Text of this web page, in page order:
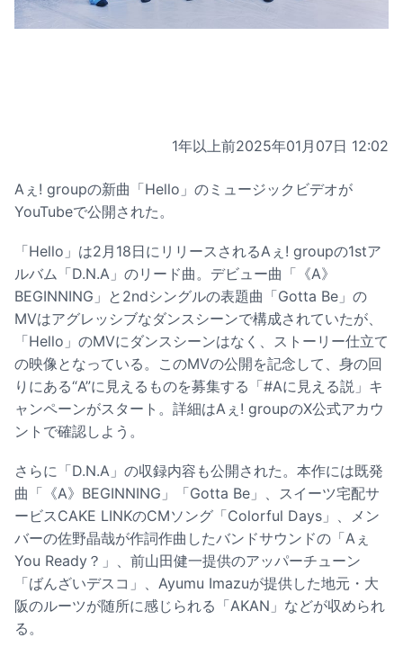
1年以上前2025年01月07日 12:02
Aぇ! groupの新曲「Hello」のミュージックビデオが
YouTubeで公開された。
「Hello」は2月18日にリリースされるAぇ! groupの1stア
ルバム「D.N.A」のリード曲。デビュー曲「《A》
BEGINNING」と2ndシングルの表題曲「Gotta Be」の
MVはアグレッシブなダンスシーンで構成されていたが、
「Hello」のMVにダンスシーンはなく、ストーリー仕立て
の映像となっている。このMVの公開を記念して、身の回
りにある“A”に見えるものを募集する「#Aに見える説」キ
ャンペーンがスタート。詳細はAぇ! groupのX公式アカウ
ント で確認しよう。
さらに「D.N.A」の収録内容も公開された。本作には既発
曲「《A》BEGINNING」「Gotta Be」、スイーツ宅配サ
ービスCAKE LINKのCMソング「Colorful Days」、メン
バーの佐野晶哉が作詞作曲したバンドサウンドの「Aぇ
You Ready？」、前山田健一提供のアッパーチューン
「ばんざいデスコ」、Ayumu Imazuが提供した地元・大
阪のルーツが随所に感じられる「AKAN」などが収められ
る。